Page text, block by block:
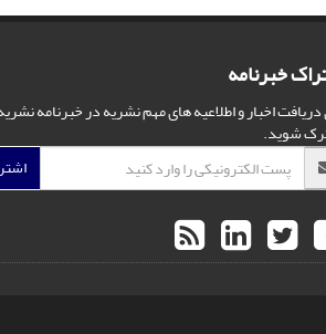
خبرنامه
دریافت اخبار و اطلاعیه های مهم نشریه در خبرنامه
شوید.